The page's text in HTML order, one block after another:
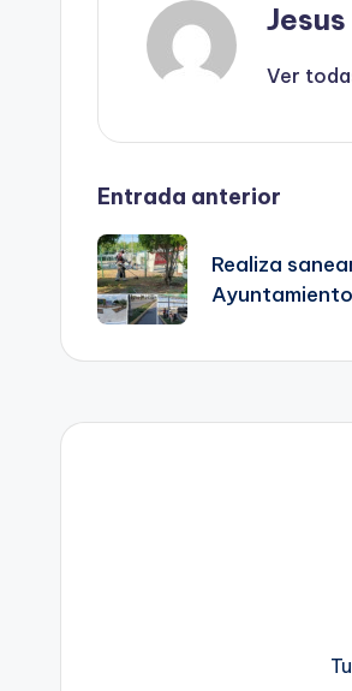
Ver
Navegación
de
entradas
Entrada anterior
Realiza